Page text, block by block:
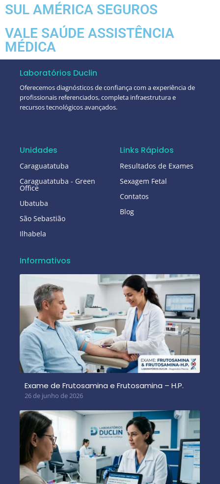
SUL AMÉRICA SEGUROS
VALE SAÚDE ASSISTÊNCIA
MÉDICA
Laboratórios Duclin
Oferecemos diagnósticos de confiança com a experiência de
profissionais referenciados, completa infraestrutura e
recursos tecnológicos avançados.
Unidades
Caraguatatuba
Caraguatatuba - Green
Office
Ubatuba
São Sebastião
Ilhabela
Links Rápidos
Resultados de Exames
Sexagem Fetal
Contatos
Blog
Informativos
Exame de Frutosamina e Frutosamina – H.P.
26 de junho de 2026